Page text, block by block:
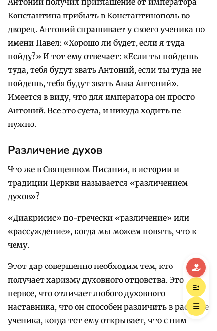
Антоний получил приглашение от императора
Константина прибыть в Константинополь во
дворец. Антоний спрашивает у своего ученика по
имени Павел: «Хорошо ли будет, если я туда
пойду?» И тот ему отвечает: «Если ты пойдешь
туда, тебя будут звать Антоний, если ты туда не
пойдешь, тебя будут звать Авва Антоний».
Имеется в виду, что для императора он просто
Антоний. Все это суета, и никуда ходить не
нужно.
Различение духов
Что же в Священном Писании, в истории и
традиции Церкви называется «различением
духов»?
«Диакрисис» по-гречески «различение» или
«рассуждение», когда мы можем понять, что к
чему.
Этот дар совершенно необходим тем, кто
получает харизму духовного отцовства. Это
первое, что отличает любого духовного
наставника, что он способен различить в рассказе
ученика, когда тот ему открывает, что с ним